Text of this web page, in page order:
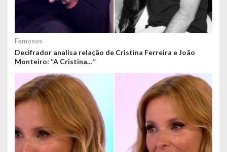
Famosos
Decifrador analisa relação de Cristina Ferreira e João
Monteiro: “A Cristina…”